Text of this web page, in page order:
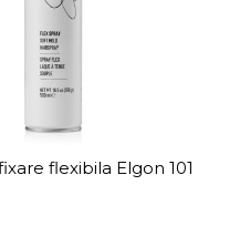
flexibila Elgon 101